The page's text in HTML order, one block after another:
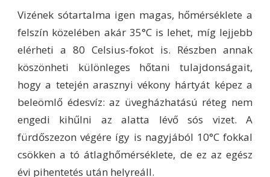
Vizének sótartalma igen magas, hőmérséklete a
felszín közelében akár 35°C is lehet, míg lejjebb
elérheti a 80 Celsius-fokot is. Részben annak
köszönheti különleges hőtani tulajdonságait,
hogy a tetején arasznyi vékony hártyát képez a
beleömlő édesvíz: az üvegházhatású réteg nem
engedi kihűlni az alatta lévő sós vizet. A
fürdőszezon végére így is nagyjából 10°C fokkal
csökken a tó átlaghőmérséklete, de ez az egész
évi pihentetés után helyreáll.